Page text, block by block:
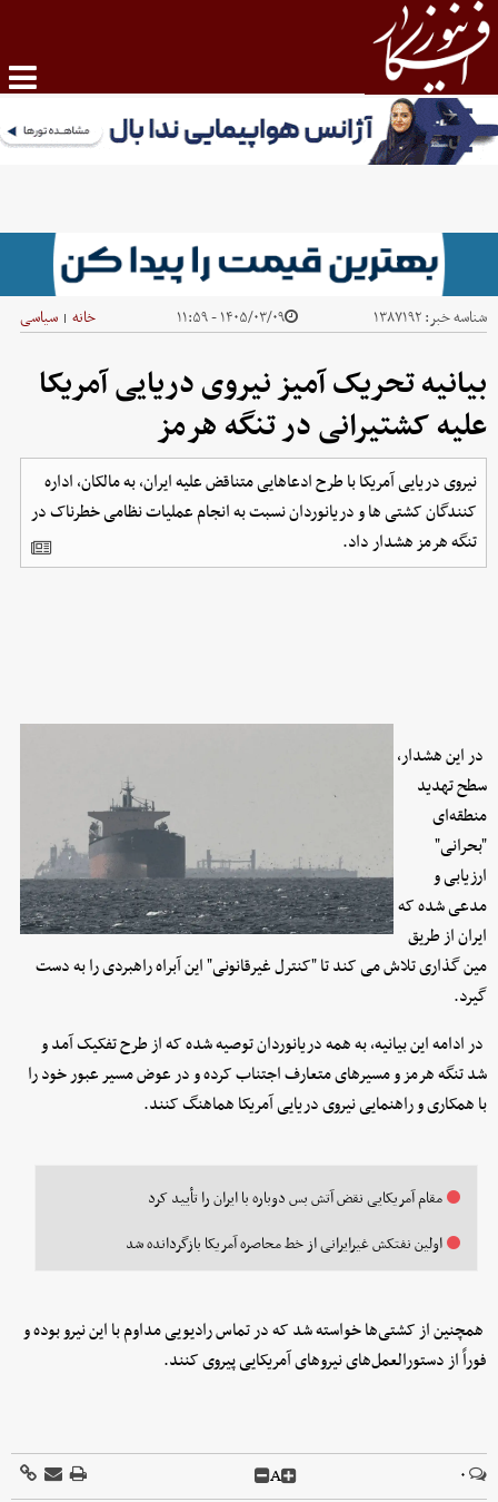
شناسه خبر:۱۳۸۷۱۹۲ ۱۴۰۵/۰۳/۰۹ - ۱۱:۵۹ خانه | سیاسی
بیانیه تحریک آمیز نیروی دریایی آمریکا
علیه کشتیرانی در تنگه هرمز
نیروی دریایی آمریکا با طرح ادعاهایی متناقض علیه ایران، به مالکان، اداره
کنندگان کشتی ها و دریانوردان نسبت به انجام عملیات نظامی خطرناک در
تنگه هرمز هشدار داد.
در این هشدار،
سطح تهدید
منطقه‌ای
"بحرانی"
ارزیابی و
مدعی شده که
ایران از طریق
مین گذاری تلاش می کند تا "کنترل غیرقانونی" این آبراه راهبردی را به دست
گیرد.
در ادامه این بیانیه، به همه دریانوردان توصیه شده که از طرح تفکیک آمد و
شد تنگه هرمز و مسیرهای متعارف اجتناب کرده و در عوض مسیر عبور خود را
با همکاری و راهنمایی نیروی دریایی آمریکا هماهنگ کنند.
مقام آمریکایی نقض آتش بس دوباره با ایران را تأیید کرد
اولین نفتکش غیرایرانی از خط محاصره آمریکا بازگردانده شد
همچنین از کشتی‌ها خواسته شد که در تماس رادیویی مداوم با این نیرو بوده و
فوراً از دستورالعمل‌های نیروهای آمریکایی پیروی کنند.
۰ A